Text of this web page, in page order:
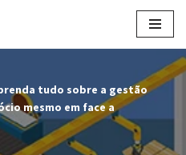
tudo sobre a gestão
mesmo em face a